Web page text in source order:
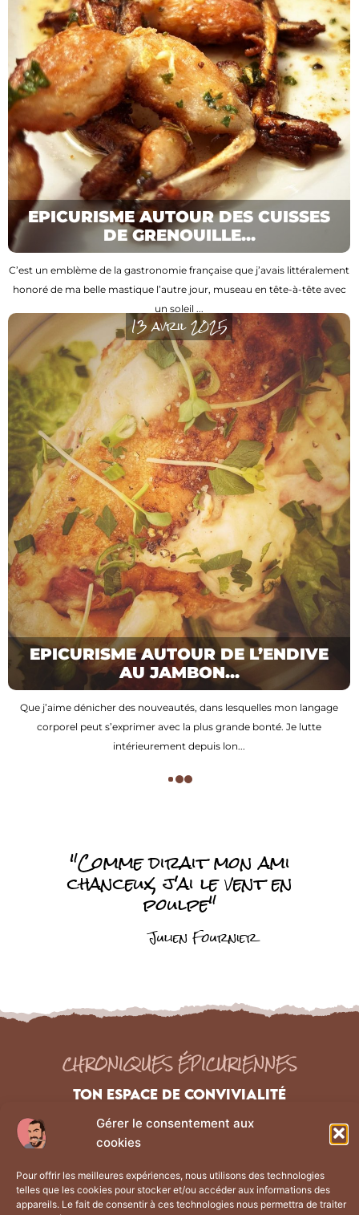
Gérer le consentement aux
cookies
Pour offrir les meilleures expériences, nous utilisons des technologies
telles que les cookies pour stocker et/ou accéder aux informations des
appareils. Le fait de consentir à ces technologies nous permettra de traiter
EPICURISME AUTOUR DES CUISSES
DE GRENOUILLE...
C’est un emblème de la gastronomie française que j’avais littéralement
honoré de ma belle mastique l’autre jour, museau en tête-à-tête avec
un soleil ...
13 avril 2025
EPICURISME AUTOUR DE L’ENDIVE
AU JAMBON...
Que j’aime dénicher des nouveautés, dans lesquelles mon langage
corporel peut s’exprimer avec la plus grande bonté. Je lutte
intérieurement depuis lon...
"Comme dirait mon ami
chanceux, j'ai le vent en
poulpe"
Julien Fournier
CHRONIQUES ÉPICURIENNES
TON ESPACE DE CONVIVIALITÉ
NAVIGATION
Les chroniques
À propos
Mentions Légales
Politique de confidentialité